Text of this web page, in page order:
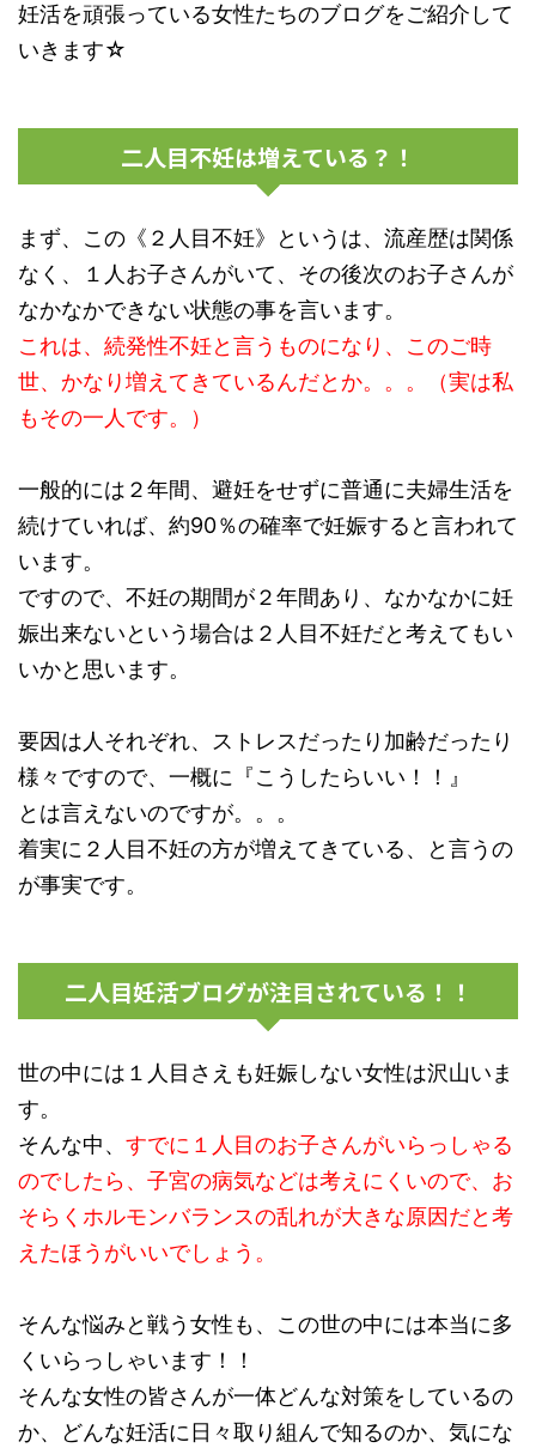
妊活を頑張っている女性たちのブログをご紹介して
いきます☆
二人目不妊は増えている？！
まず、この《２人目不妊》というは、流産歴は関係
なく、１人お子さんがいて、その後次のお子さんが
なかなかできない状態の事を言います。
これは、続発性不妊と言うものになり、このご時
世、かなり増えてきているんだとか。。。（実は私
もその一人です。）
一般的には２年間、避妊をせずに普通に夫婦生活を
続けていれば、約90％の確率で妊娠すると言われて
います。
ですので、不妊の期間が２年間あり、なかなかに妊
娠出来ないという場合は２人目不妊だと考えてもい
いかと思います。
要因は人それぞれ、ストレスだったり加齢だったり
様々ですので、一概に『こうしたらいい！！』
とは言えないのですが。。。
着実に２人目不妊の方が増えてきている、と言うの
が事実です。
二人目妊活ブログが注目されている！！
世の中には１人目さえも妊娠しない女性は沢山いま
す。
そんな中、 すでに１人目のお子さんがいらっしゃる
のでしたら、子宮の病気などは考えにくいので、お
そらくホルモンバランスの乱れが大きな原因だと考
えたほうがいいでしょう。
そんな悩みと戦う女性も、この世の中には本当に多
くいらっしゃいます！！
そんな女性の皆さんが一体どんな対策をしているの
か、どんな妊活に日々取り組んで知るのか、気にな